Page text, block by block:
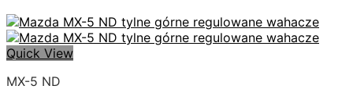
Quick View
MX-5 ND